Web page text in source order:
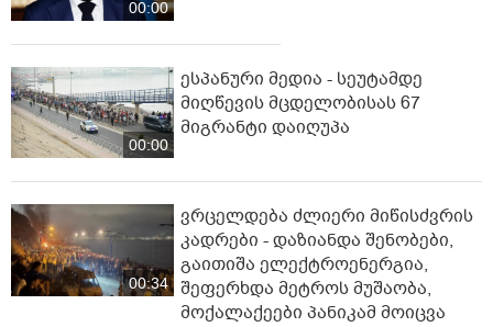
00:00
00:00
ესპანური მედია - სეუტამდე
მიღწევის მცდელობისას 67
მიგრანტი დაიღუპა
00:34
ვრცელდება ძლიერი მიწისძვრის
კადრები - დაზიანდა შენობები,
გაითიშა ელექტროენერგია,
შეფერხდა მეტროს მუშაობა,
მოქალაქეები პანიკამ მოიცვა